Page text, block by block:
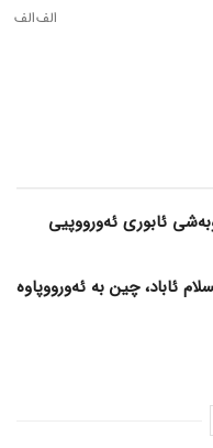
ئابوری ئەورووپیی
ئاباد، چین بە ئەورووپاوە